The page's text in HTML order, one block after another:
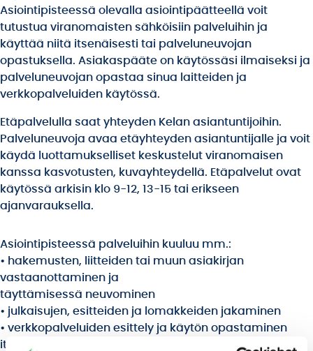
Asiointipisteessä olevalla asiointipäätteellä voit
tutustua viranomaisten sähköisiin palveluihin ja
käyttää niitä itsenäisesti tai palveluneuvojan
opastuksella. Asiakaspääte on käytössäsi ilmaiseksi ja
palveluneuvojan opastaa sinua laitteiden ja
verkkopalveluiden käytössä.
Etäpalvelulla saat yhteyden Kelan asiantuntijoihin.
Palveluneuvoja avaa etäyhteyden asiantuntijalle ja voit
käydä luottamukselliset keskustelut viranomaisen
kanssa kasvotusten, kuvayhteydellä. Etäpalvelut ovat
käytössä arkisin klo 9-12, 13-15 tai erikseen
ajanvarauksella.
Asiointipisteessä palveluihin kuuluu mm.:
• hakemusten, liitteiden tai muun asiakirjan
vastaanottaminen ja
täyttämisessä neuvominen
• julkaisujen, esitteiden ja lomakkeiden jakaminen
• verkkopalveluiden esittely ja käytön opastaminen
itseasiointipisteessä